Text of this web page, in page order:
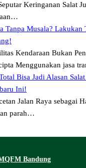
Keringanan Salat
Tanpa Musala? Lakukan
Kendaraan Bukan
Menggunakan jasa
Bisa Jadi Alasan
Ini!
Jalan Raya sebagai
parah…
Bandung